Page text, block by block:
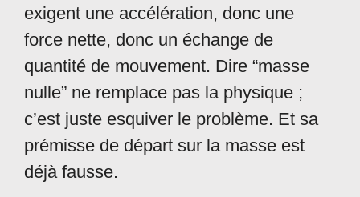
exigent une accélération, donc une
force nette, donc un échange de
quantité de mouvement. Dire “masse
nulle” ne remplace pas la physique ;
c’est juste esquiver le problème. Et sa
prémisse de départ sur la masse est
déjà fausse.